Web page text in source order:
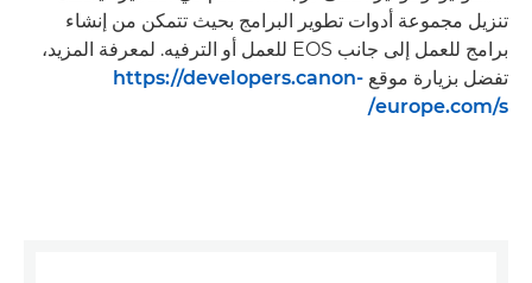
تنزيل مجموعة أدوات تطوير البرامج بحيث تتمكن من إنشاء
برامج للعمل إلى جانب EOS للعمل أو الترفيه. لمعرفة المزيد،
تفضل بزيارة موقع https://developers.canon-
europe.com/s/